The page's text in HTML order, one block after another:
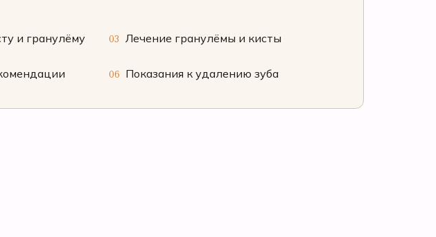
и гранулёму 03 Лечение гранулёмы и кисты
06 Показания к удалению зуба